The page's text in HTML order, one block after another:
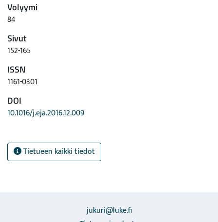
Volyymi
84
Sivut
152-165
ISSN
1161-0301
DOI
10.1016/j.eja.2016.12.009
Tietueen kaikki tiedot
jukuri@luke.fi